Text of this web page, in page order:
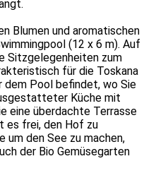
Blumen und aromatischen
(12 x 6 m). Auf
Sitzgelegenheiten zum
für die Toskana
dem Pool befindet, wo Sie
Küche mit
eine überdachte Terrasse
es frei, den Hof zu
um den See zu machen,
der Bio Gemüsegarten